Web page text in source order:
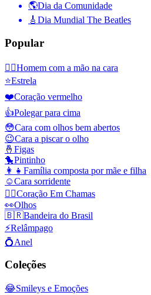
🌎Dia da Comunidade
🎸 Dia Mundial The Beatles
Popular
🤦‍♂️Homem com a mão na cara
⭐Estrela
❤️Coração vermelho
👍Polegar para cima
😳Cara com olhos bem abertos
😉Cara a piscar o olho
🤞 Figas
🐤Pintinho
👩‍👧 Família composta por mãe e filha
☺️Cara sorridente
❤️‍🔥Coração Em Chamas
👀Olhos
🇧🇷Bandeira do Brasil
⚡Relâmpago
💍Anel
Coleções
😂Smileys e Emoções